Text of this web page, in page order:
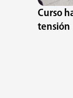
Curso
tensión